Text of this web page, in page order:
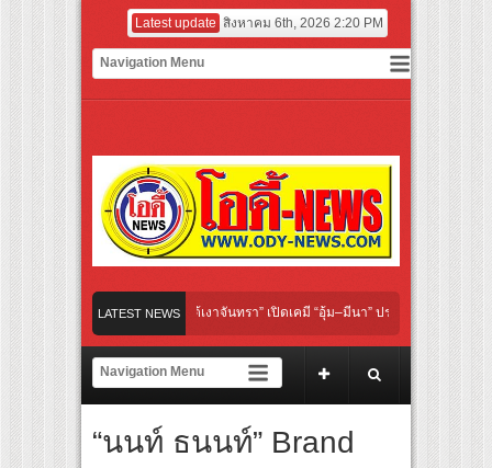
Latest update สิงหาคม 6th, 2026 2:20 PM
LATEST NEWS
Her Rules ใต้เงาจันทรา” เปิดเคมี “อุ้ม–มีนา” ประกบคู่ครั้งสำคัญ ชวนแฟนปัก
กอาย เลิกเงียบ เลิกชะล่าใจ” เรื่อง HPV ในแคมเปญ “HPV ไม่เป็นไร…ไม่ได้”
ชียร์ สู่ทีมชาติไทย ชวนแฟนลูกยางใกล้ชิดนักตบสาวทีมชาติไทย 15 ส.ค.นี้
ระดับโลก “ปู่ม่านย่าม่าน” เรียนรู้นวัตกรรมผักเชียงดาใน “หอมแผ่นดินฯ”
“นนท์ ธนนท์” Brand